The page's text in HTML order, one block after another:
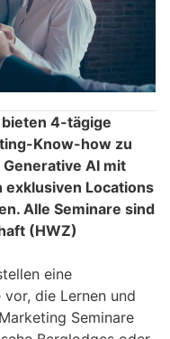
bieten 4-tägige
Know-how zu
AI mit
exklusiven Locations
Alle Seminare sind
(HWZ)
eine
die Lernen und
Seminare